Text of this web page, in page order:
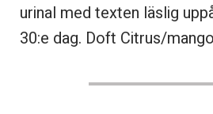
urinal med texten läslig
30:e dag. Doft Citrus/